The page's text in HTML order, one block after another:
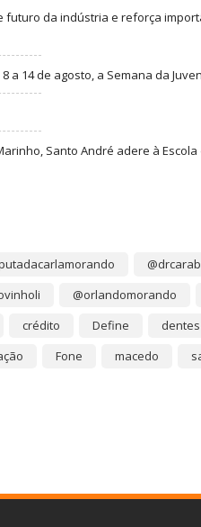
futuro da indústria e reforça
a 14 de agosto, a Semana da
Santo André adere à
@orlandomorando
crédito Define
dentes
Fone macedo